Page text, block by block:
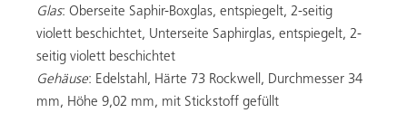
Glas: Oberseite Saphir-Boxglas, entspiegelt, 2-seitig
violett beschichtet, Unterseite Saphirglas, entspiegelt, 2-
seitig violett beschichtet
Gehäuse: Edelstahl, Härte 73 Rockwell, Durchmesser 34
mm, Höhe 9,02 mm, mit Stickstoff gefüllt